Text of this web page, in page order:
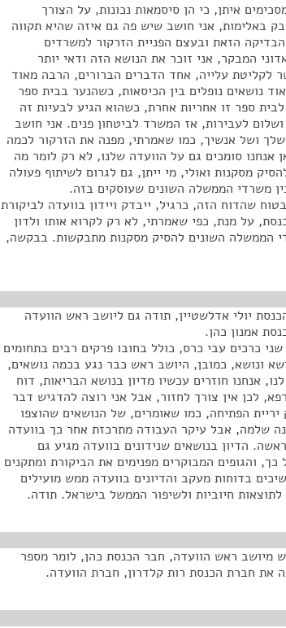
איתן, כי הן סיסמאות נכונות, על הצורך
באלימות, אני חושב שיש פה גם איזה שהיא תקווה
הזאת ובעצם הפניית הזרקור למשרדים
המבקר, אני זוכר את הנושא הזה ודאי יותר
לקליטת עלייה, אחד הדברים הברורים, הרבה מאוד
נושאים נופלים בין הכיסאות, כשהנער בבית ספר
ספר זו אחריות אחרת, כשהוא הגיע לבעיות זה
לעבירות, אז המשרד לביטחון פנים. אני חושב
ושל אנשיך, כמו שאמרתי, מפנה את הזרקור לכמה
סומכים גם על הוועדה שלנו, לא רק לומר מה
מסקנות ואולי, מי ייתן, גם לגרום לשיתוף פעולה
משרדי הממשלה השונים שעוסקים בזה.
שהדוח הזה, כרגיל, ייבדק ויידון בוועדה לביקורת
על מנת, כפי שאמרתי, לא רק לקרוא אותו ולדון
הממשלה השונים להסיק מסקנות מתבקשות. בבקשה,
יולי אדלשטיין, תודה גם ליושב ראש הוועדה
אמנון כהן.
כרכים עבי כרס, כולל בחובו פרקים רבים בתחומים
ונושא, כמובן, היושב ראש כבר נגע בכמה נושאים,
אנחנו חוזרים עכשיו מדיון בנושא הבריאות, דוח
לכן אין צורך לחזור, אבל אני רוצה להדגיש דבר
הפתיחה, כמו שאומרים, של הנושאים שהוצפו
שלמה, אבל עיקר העבודה מתרכזת אחר כך בוועדה
הדיון בנושאים שנידונים בוועדה מגיע גם
והגופים המבוקרים מפנימים את הביקורת ומתקנים
בדוחות מעקב והדיונים בוועדה ממש מועילים
לתוצאות חיוביות ולשיפור הממשל בישראל. תודה.
מיושב ראש הוועדה, חבר הכנסת כהן, לומר מספר
את חברת הכנסת רות קלדרון, חברת הוועדה.